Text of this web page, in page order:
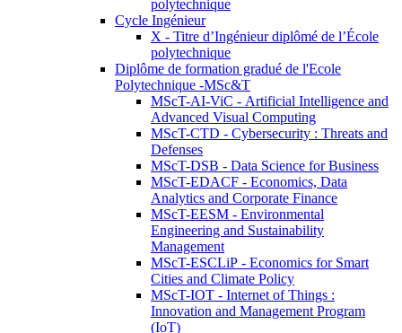
polytechnique
Cycle Ingénieur
X - Titre d’Ingénieur diplômé de l’École
polytechnique
Diplôme de formation gradué de l'Ecole
Polytechnique -MSc&T
MScT-AI-ViC - Artificial Intelligence and
Advanced Visual Computing
MScT-CTD - Cybersecurity : Threats and
Defenses
MScT-DSB - Data Science for Business
MScT-EDACF - Economics, Data
Analytics and Corporate Finance
MScT-EESM - Environmental
Engineering and Sustainability
Management
MScT-ESCLiP - Economics for Smart
Cities and Climate Policy
MScT-IOT - Internet of Things :
Innovation and Management Program
(IoT)